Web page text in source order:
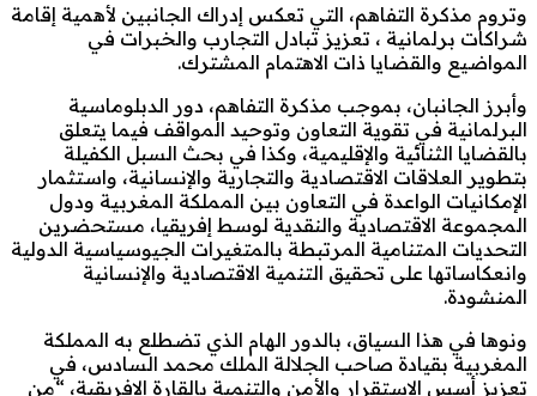
وتروم مذكرة التفاهم، التي تعكس إدراك الجانبين لأهمية إقامة
شراكات برلمانية ، تعزيز تبادل التجارب والخبرات في
المواضيع والقضايا ذات الاهتمام المشترك.
وأبرز الجانبان، بموجب مذكرة التفاهم، دور الدبلوماسية
البرلمانية في تقوية التعاون وتوحيد المواقف فيما يتعلق
بالقضايا الثنائية والإقليمية، وكذا في بحث السبل الكفيلة
بتطوير العلاقات الاقتصادية والتجارية والإنسانية، واستثمار
الإمكانيات الواعدة في التعاون بين المملكة المغربية ودول
المجموعة الاقتصادية والنقدية لوسط إفريقيا، مستحضرين
التحديات المتنامية المرتبطة بالمتغيرات الجيوسياسية الدولية
وانعكاساتها على تحقيق التنمية الاقتصادية والإنسانية
المنشودة.
ونوها في هذا السياق، بالدور الهام الذي تضطلع به المملكة
المغربية بقيادة صاحب الجلالة الملك محمد السادس، في
تعزيز أسس الاستقرار والأمن والتنمية بالقارة الإفريقية، “من